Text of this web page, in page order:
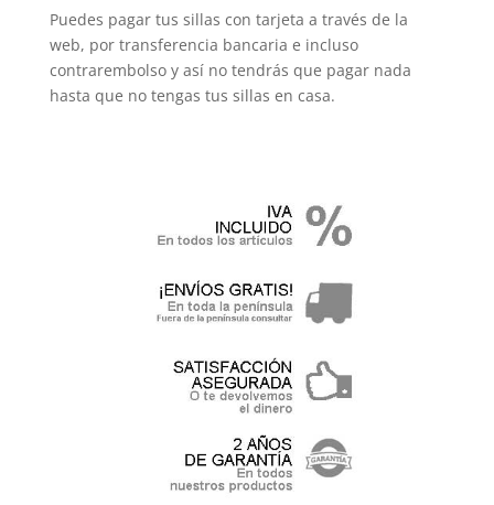
Puedes pagar tus sillas con tarjeta a través de la
web, por transferencia bancaria e incluso
contrarembolso y así no tendrás que pagar nada
hasta que no tengas tus sillas en casa.